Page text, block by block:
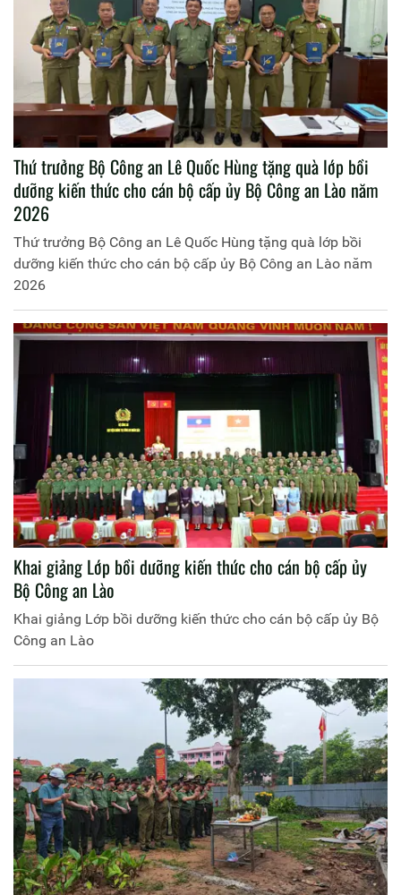
Thứ trưởng Bộ Công an Lê Quốc Hùng tặng quà lớp bồi
dưỡng kiến thức cho cán bộ cấp ủy Bộ Công an Lào năm
2026
Thứ trưởng Bộ Công an Lê Quốc Hùng tặng quà lớp bồi
dưỡng kiến thức cho cán bộ cấp ủy Bộ Công an Lào năm
2026
Khai giảng Lớp bồi dưỡng kiến thức cho cán bộ cấp ủy
Bộ Công an Lào
Khai giảng Lớp bồi dưỡng kiến thức cho cán bộ cấp ủy Bộ
Công an Lào